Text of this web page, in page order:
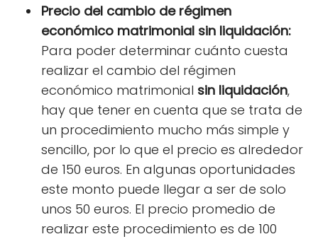
Precio del cambio de régimen
económico matrimonial sin liquidación:
Para poder determinar cuánto cuesta
realizar el cambio del régimen
económico matrimonial sin liquidación,
hay que tener en cuenta que se trata de
un procedimiento mucho más simple y
sencillo, por lo que el precio es alrededor
de 150 euros. En algunas oportunidades
este monto puede llegar a ser de solo
unos 50 euros. El precio promedio de
realizar este procedimiento es de 100